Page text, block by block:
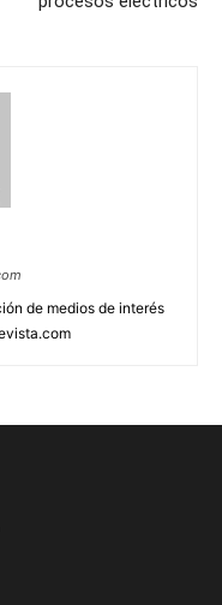
de medios de interés